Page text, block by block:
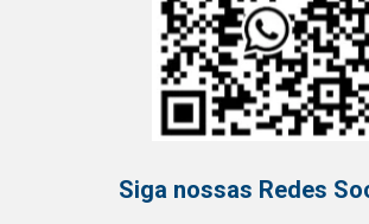
Siga nossas Redes